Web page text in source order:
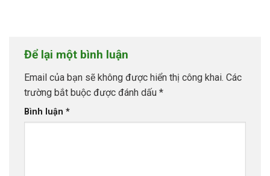
Để lại một bình luận
Email của bạn sẽ không được hiển thị công khai. Các
trường bắt buộc được đánh dấu *
Bình luận *